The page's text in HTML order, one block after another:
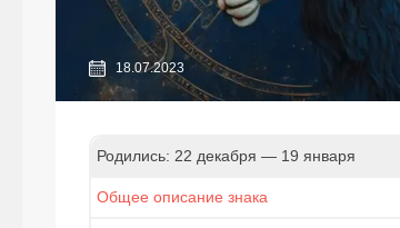
18.07.2023
Родились: 22 декабря — 19 января
Общее описание знака